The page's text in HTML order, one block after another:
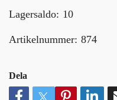
Lagersaldo: 10
Artikelnummer: 874
Dela